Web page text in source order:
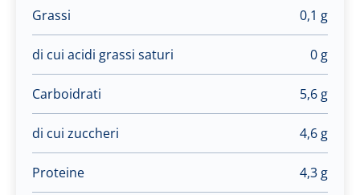
Grassi 0,1 g
di cui acidi grassi saturi 0 g
Carboidrati 5,6 g
di cui zuccheri 4,6 g
Proteine 4,3 g